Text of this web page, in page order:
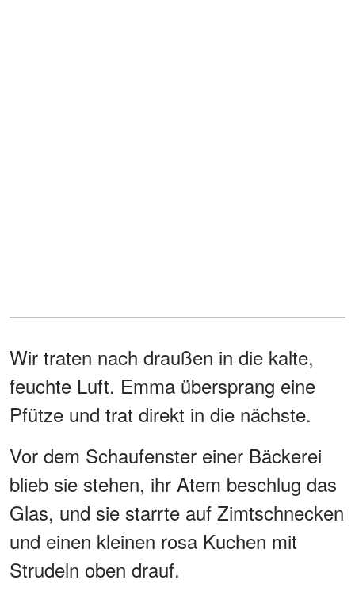
Wir traten nach draußen in die kalte,
feuchte Luft. Emma übersprang eine
Pfütze und trat direkt in die nächste.
Vor dem Schaufenster einer Bäckerei
blieb sie stehen, ihr Atem beschlug das
Glas, und sie starrte auf Zimtschnecken
und einen kleinen rosa Kuchen mit
Strudeln oben drauf.